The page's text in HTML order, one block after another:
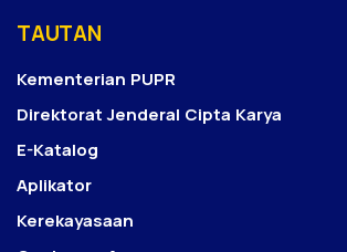
TAUTAN
Kementerian PUPR
Direktorat Jenderal Cipta Karya
E-Katalog
Aplikator
Kerekayasaan